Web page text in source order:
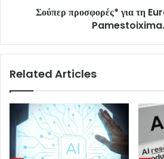
Σούπερ προσφορές* για τη
Related Articles